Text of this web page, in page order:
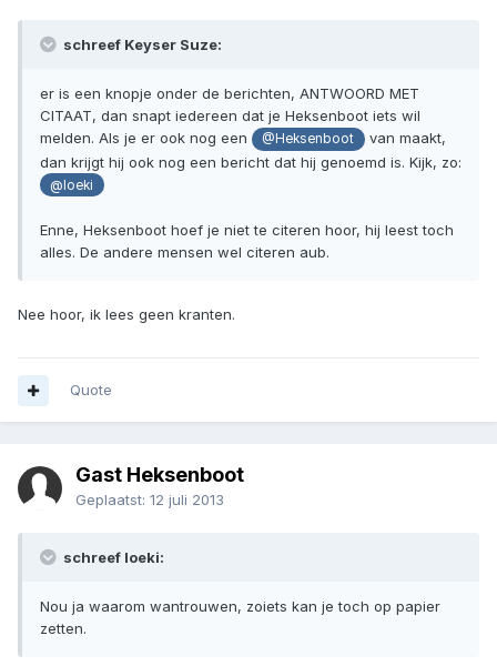
schreef Keyser Suze:
er is een knopje onder de berichten, ANTWOORD MET
CITAAT, dan snapt iedereen dat je Heksenboot iets wil
melden. Als je er ook nog een
@Heksenboot
van maakt,
dan krijgt hij ook nog een bericht dat hij genoemd is. Kijk, zo:
@loeki
Enne, Heksenboot hoef je niet te citeren hoor, hij leest toch
alles. De andere mensen wel citeren aub.
Nee hoor, ik lees geen kranten.
Quote
Gast Heksenboot
Geplaatst: 12 juli 2013
schreef loeki:
Nou ja waarom wantrouwen, zoiets kan je toch op papier
zetten.